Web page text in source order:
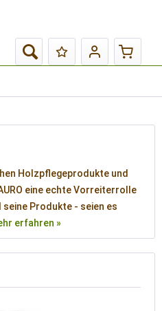
Holzpflegeprodukte und
eine echte Vorreiterrolle
seine Produkte - seien es
erfahren »